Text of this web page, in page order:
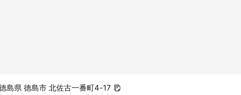
島県 徳島市 北佐古一番町4-17